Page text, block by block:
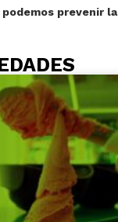
podemos prevenir